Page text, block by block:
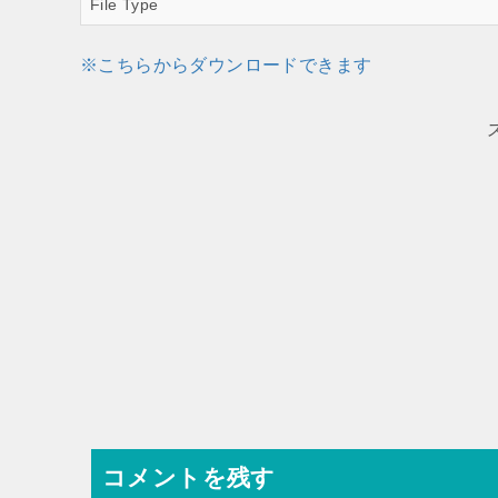
File Type
※こちらからダウンロードできます
コメントを残す